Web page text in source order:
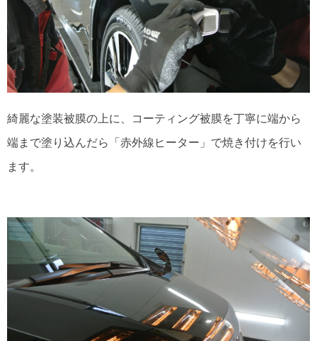
綺麗な塗装被膜の上に、コーティング被膜を丁寧に端から
端まで塗り込んだら「赤外線ヒーター」で焼き付けを行い
ます。